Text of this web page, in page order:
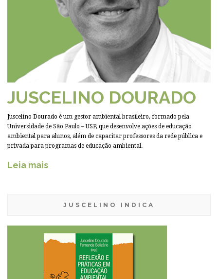
JUSCELINO DOURADO
Juscelino Dourado é um gestor ambiental brasileiro, formado pela
Universidade de São Paulo – USP, que desenvolve ações de educação
ambiental para alunos, além de capacitar professores da rede pública e
privada para programas de educação ambiental.
Leia mais
JUSCELINO INDICA